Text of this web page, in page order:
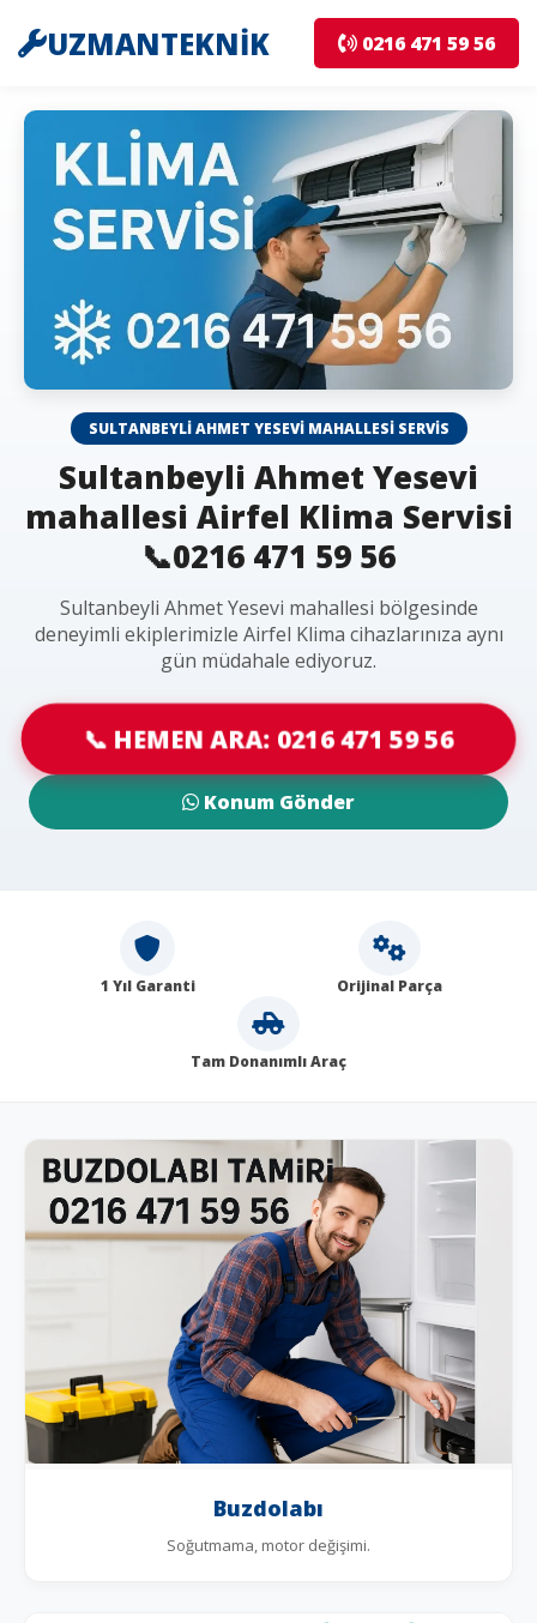
UZMANTEKNİK 0216 471 59 56
SULTANBEYLI AHMET YESEVI MAHALLESI SERVIS
Sultanbeyli Ahmet Yesevi
mahallesi Airfel Klima Servisi
📞0216 471 59 56
Sultanbeyli Ahmet Yesevi mahallesi bölgesinde
deneyimli ekiplerimizle Airfel Klima cihazlarınıza aynı
gün müdahale ediyoruz.
📞 HEMEN ARA: 0216 471 59 56
Konum Gönder
1 Yıl Garanti Orijinal Parça
Tam Donanımlı Araç
Buzdolabı
Soğutmama, motor değişimi.